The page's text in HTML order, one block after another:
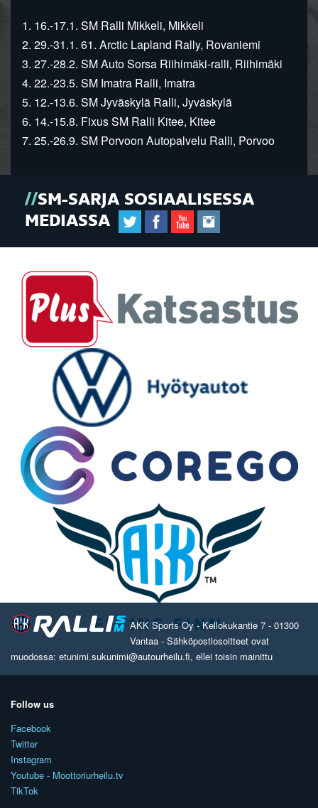
1. 16.-17.1. SM Ralli Mikkeli, Mikkeli
2. 29.-31.1. 61. Arctic Lapland Rally, Rovaniemi
3. 27.-28.2. SM Auto Sorsa Riihimäki-ralli, Riihimäki
4. 22.-23.5. SM Imatra Ralli, Imatra
5. 12.-13.6. SM Jyväskylä Ralli, Jyväskylä
6. 14.-15.8. Fixus SM Ralli Kitee, Kitee
7. 25.-26.9. SM Porvoon Autopalvelu Ralli, Porvoo
SM-SARJA SOSIAALISESSA
MEDIASSA
AKK Sports Oy - Kellokukantie 7 - 01300
Vantaa - Sähköpostiosoitteet ovat
muodossa: etunimi.sukunimi@autourheilu.fi, ellei toisin mainittu
Follow us
Facebook
Twitter
Instagram
Youtube - Moottoriurheilu.tv
TikTok